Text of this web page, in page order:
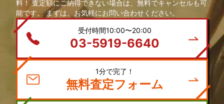
料！ 査定額にご納得できない場合は、無料でキャンセルも可
能です。 まずは、お気軽にお問い合わせください。
受付時間10:00〜20:00
03-5919-6640
1分で完了！
無料査定フォーム